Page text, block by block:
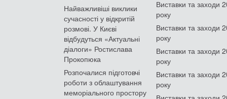
Найважливіші виклики
сучасності у відкритій
розмові. У Києві
відбудуться «Актуальні
діалоги» Ростислава
Прокопюка
Розпочалися підготовчі
роботи з облаштування
меморіального простору
Виставки та заходи
року
Виставки та заходи
року
Виставки та заходи
року
Виставки та заходи
року